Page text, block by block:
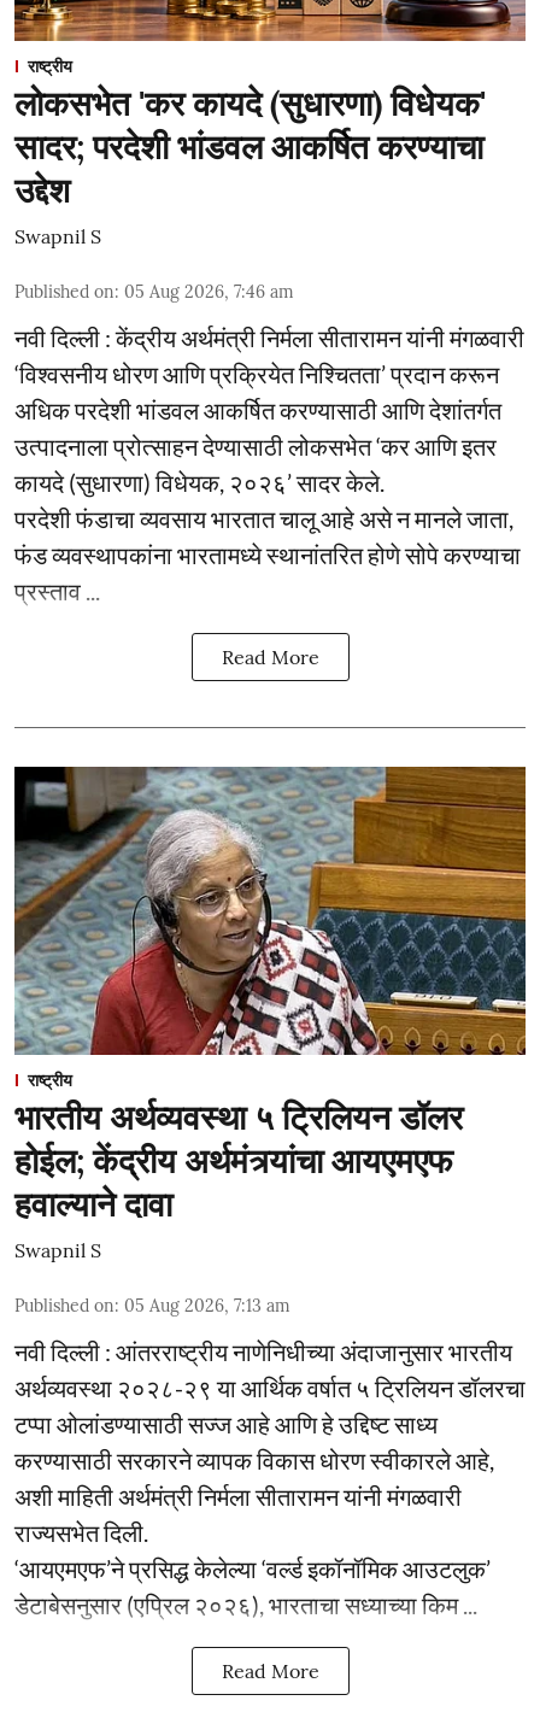
राष्ट्रीय
लोकसभेत 'कर कायदे (सुधारणा) विधेयक'
सादर; परदेशी भांडवल आकर्षित करण्याचा
उद्देश
Swapnil S
Published on: 05 Aug 2026, 7:46 am
नवी दिल्ली : केंद्रीय अर्थमंत्री निर्मला सीतारामन यांनी मंगळवारी
‘विश्वसनीय धोरण आणि प्रक्रियेत निश्चितता’ प्रदान करून
अधिक परदेशी भांडवल आकर्षित करण्यासाठी आणि देशांतर्गत
उत्पादनाला प्रोत्साहन देण्यासाठी लोकसभेत ‘कर आणि इतर
कायदे (सुधारणा) विधेयक, २०२६’ सादर केले.
परदेशी फंडाचा व्यवसाय भारतात चालू आहे असे न मानले जाता,
फंड व्यवस्थापकांना भारतामध्ये स्थानांतरित होणे सोपे करण्याचा
प्रस्ताव ...
Read More
राष्ट्रीय
भारतीय अर्थव्यवस्था ५ ट्रिलियन डॉलर
होईल; केंद्रीय अर्थमंत्र्यांचा आयएमएफ
हवाल्याने दावा
Swapnil S
Published on: 05 Aug 2026, 7:13 am
नवी दिल्ली : आंतरराष्ट्रीय नाणेनिधीच्या अंदाजानुसार भारतीय
अर्थव्यवस्था २०२८-२९ या आर्थिक वर्षात ५ ट्रिलियन डॉलरचा
टप्पा ओलांडण्यासाठी सज्ज आहे आणि हे उद्दिष्ट साध्य
करण्यासाठी सरकारने व्यापक विकास धोरण स्वीकारले आहे,
अशी माहिती अर्थमंत्री निर्मला सीतारामन यांनी मंगळवारी
राज्यसभेत दिली.
‘आयएमएफ’ने प्रसिद्ध केलेल्या ‘वर्ल्ड इकॉनॉमिक आउटलुक’
डेटाबेसनुसार (एप्रिल २०२६), भारताचा सध्याच्या किम ...
Read More